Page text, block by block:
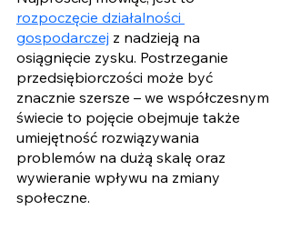
rozpoczęcie działalności
gospodarczej z nadzieją na
osiągnięcie zysku. Postrzeganie
przedsiębiorczości może być
znacznie szersze – we współczesnym
świecie to pojęcie obejmuje także
umiejętność rozwiązywania
problemów na dużą skalę oraz
wywieranie wpływu na zmiany
społeczne.